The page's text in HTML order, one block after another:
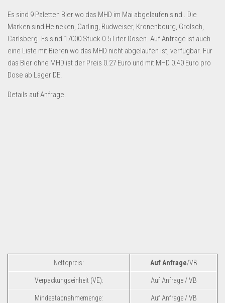
Wohnen & Einrichten
Restposten-Angebote
eBay Restposten kaufen
Sonderposten-Angebote
Kostenlos Registrieren
Newsletter
Es sind 9 Paletten Bier wo das MHD im Mai abgelaufen sind . Die
Marken sind Heineken, Carling, Budweiser, Kronenbourg, Grolsch,
Carlsberg. Es sind 17000 Stück 0.5 Liter Dosen. Auf Anfrage ist auch
eine Liste mit Bieren wo das MHD nicht abgelaufen ist, verfügbar. Für
das Bier ohne MHD ist der Preis 0.27 Euro und mit MHD 0.40 Euro pro
Dose ab Lager DE.
Details auf Anfrage.
Nettopreis: Auf Anfrage/VB
Verpackungseinheit (VE): Auf Anfrage / VB
Mindestabnahmemenge: Auf Anfrage / VB